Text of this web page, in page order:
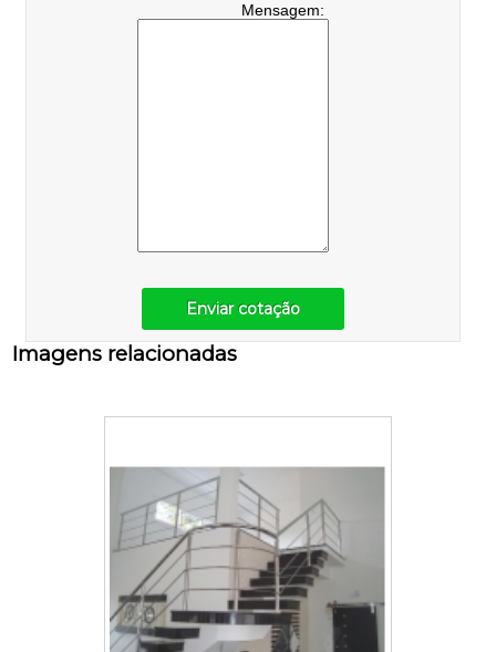
Mensagem:
Enviar cotação
Imagens relacionadas